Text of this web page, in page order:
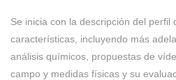
Se inicia con la descripción del perfil
características, incluyendo más
análisis químicos, propuestas de
campo y medidas físicas y su